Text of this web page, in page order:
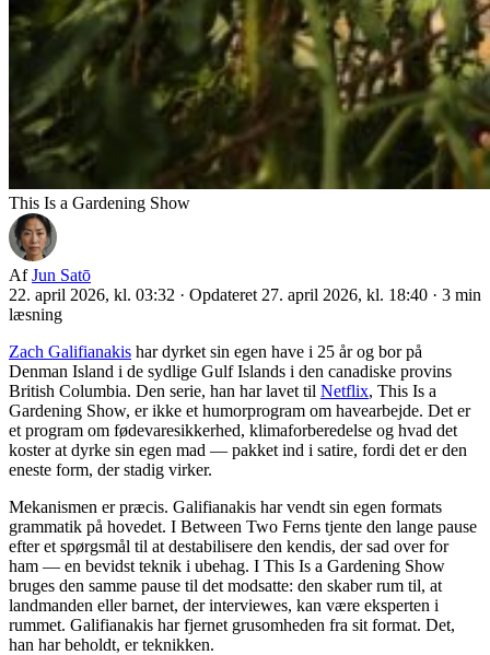
This Is a Gardening Show
Af Jun Satō
22. april 2026, kl. 03:32 · Opdateret 27. april 2026, kl. 18:40 · 3 min
læsning
Zach Galifianakis har dyrket sin egen have i 25 år og bor på
Denman Island i de sydlige Gulf Islands i den canadiske provins
British Columbia. Den serie, han har lavet til Netflix, This Is a
Gardening Show, er ikke et humorprogram om havearbejde. Det er
et program om fødevaresikkerhed, klimaforberedelse og hvad det
koster at dyrke sin egen mad — pakket ind i satire, fordi det er den
eneste form, der stadig virker.
Mekanismen er præcis. Galifianakis har vendt sin egen formats
grammatik på hovedet. I Between Two Ferns tjente den lange pause
efter et spørgsmål til at destabilisere den kendis, der sad over for
ham — en bevidst teknik i ubehag. I This Is a Gardening Show
bruges den samme pause til det modsatte: den skaber rum til, at
landmanden eller barnet, der interviewes, kan være eksperten i
rummet. Galifianakis har fjernet grusomheden fra sit format. Det,
han har beholdt, er teknikken.